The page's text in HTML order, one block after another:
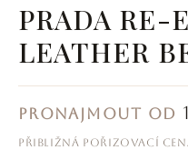
PRADA RE-
LEATHER
PRONAJMOUT OD
PŘIBLIŽNÁ POŘIZOVACÍ